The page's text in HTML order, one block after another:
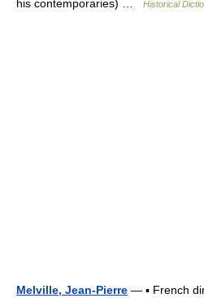
his contemporaries) …
Historical
Melville, Jean-Pierre — ▪ French